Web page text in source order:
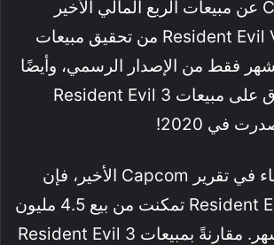
كشفت Capcom عن مبيعات الربع المالي الأخير
وتمكنت Resident Evil Village من تحقيق مبيعات
خلال 3 أشهر فقط من الإصدار الرسمي، وأيضًا
استطاعت التفوق على مبيعات Resident Evil 3
على حسب ما جاء في تقرير Capcom الأخير، فإن
لعبة Resident Evil Village تمكنت من بيع 4.5 مليون
نسخة خلال 3 أشهر. مقارنةً بمبيعات Resident Evil 3